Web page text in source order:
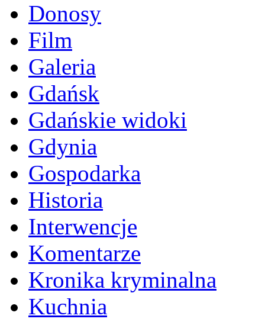
Donosy
Film
Galeria
Gdańsk
Gdańskie widoki
Gdynia
Gospodarka
Historia
Interwencje
Komentarze
Kronika kryminalna
Kuchnia